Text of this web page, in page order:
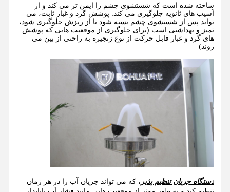
محصولات
ساخته شده است که شستشوی چشم را ایمن تر می کند و از
آسیب های ثانویه جلوگیری می کند. پوشش گرد و غبار ثابت، می
تواند پس از شستشوی چشم بسته شود تا از ریزش جلوگیری شود،
تمیز و بهداشتی است.(برای جلوگیری از موقعیت هایی که پوشش
های گرد و غبار قابل حرکت از نوع زنجیره به راحتی از بین می
روند)
دستگاه جریان تنظیم پذیر ، که می تواند جریان آب را در هر زمان